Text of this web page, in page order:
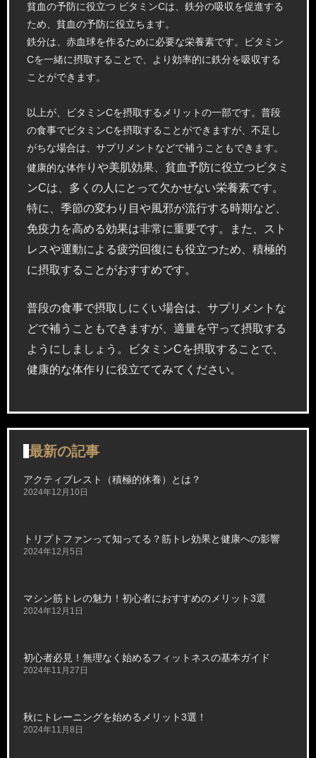
貧血の予防に役立つ ビタミンCは、鉄分の吸収を促進する
ため、貧血の予防に役立ちます。
鉄分は、赤血球を作るために必要な栄養素です。ビタミン
Cを一緒に摂取することで、より効率的に鉄分を吸収する
ことができます。
以上が、ビタミンCを摂取するメリットの一部です。普段
の食事でビタミンCを摂取することができますが、不足し
がちな場合は、サプリメントなどで補うこともできます。
健康的な体作 りや美肌効果、貧血予防に役立つビタミ
ンCは、多くの人にとって欠かせない栄養素です。
特に、季節の変わり目や風邪が流行する時期など、
免疫力を高める効果は非常に重要です。また、スト
レスや運動による疲労回復にも役立つため、積極的
に摂取することがおすすめです。
普段の食事で摂取しにくい場合は、サプリメントな
どで補うこともできますが、適量を守って摂取する
ようにしましょう。ビタミンCを摂取することで、
健康的な体作りに役立ててみてください。
最新の記事
アクティブレスト（積極的休養）とは？
2024年12月10日
トリプトファンって知ってる？筋トレ効果と健康への影響
2024年12月5日
マシン筋トレの魅力！初心者におすすめのメリット3選
2024年12月1日
初心者必見！無理なく始めるフィットネスの基本ガイド
2024年11月27日
秋にトレーニングを始めるメリット3選！
2024年11月8日